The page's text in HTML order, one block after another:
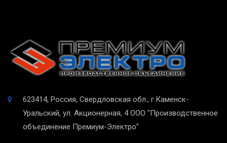
623414, Россия, Свердловская обл., г.Каменск-
Уральский, ул. Акционерная, 4 ООО "Производственное
объединение Премиум-Электро"